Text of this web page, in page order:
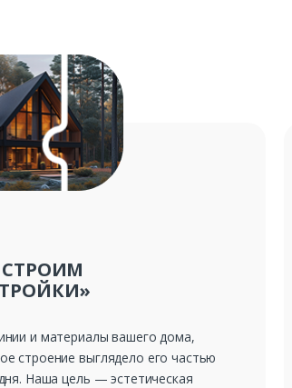
и материалы вашего дома,
строение выглядело его частью
Наша цель — эстетическая